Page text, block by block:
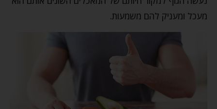
מעכל ומעניק להם משמעות.